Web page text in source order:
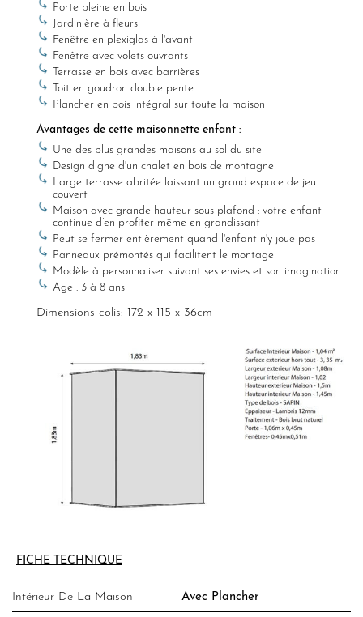
Porte pleine en bois
Jardinière à fleurs
Fenêtre en plexiglas à l'avant
Fenêtre avec volets ouvrants
Terrasse en bois avec barrières
Toit en goudron double pente
Plancher en bois intégral sur toute la maison
Avantages de cette maisonnette enfant :
Une des plus grandes maisons au sol du site
Design digne d'un chalet en bois de montagne
Large terrasse abritée laissant un grand espace de jeu
couvert
Maison avec grande hauteur sous plafond : votre enfant
continue d’en profiter même en grandissant
Peut se fermer entièrement quand l'enfant n'y joue pas
Panneaux prémontés qui facilitent le montage
Modèle à personnaliser suivant ses envies et son imagination
Age : 3 à 8 ans
Dimensions colis: 172 x 115 x 36cm
FICHE TECHNIQUE
Intérieur De La Maison Avec Plancher